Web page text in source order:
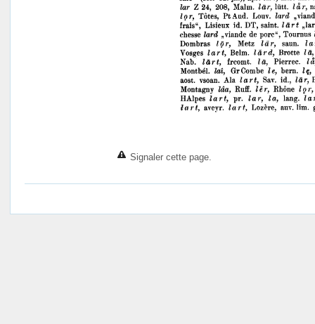
Signaler cette page.